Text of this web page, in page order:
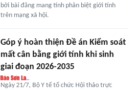
bởi bài đăng mang tính phân biệt giới tính
trên mạng xã hội.
Góp ý hoàn thiện Đề án Kiểm soát
mất cân bằng giới tính khi sinh
giai đoạn 2026-2035
Ngày 21/7, Bộ Y tế tổ chức Hội thảo trực